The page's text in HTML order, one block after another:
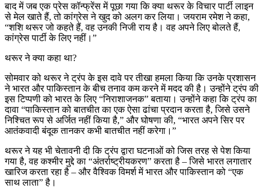
बाद में जब एक प्रेस कॉन्फ्रेंस में पूछा गया कि क्या थरूर के विचार पार्टी लाइन
से मेल खाते हैं, तो कांग्रेस ने खुद को अलग कर लिया। जयराम रमेश ने कहा,
“शशि थरूर जो कहते हैं, वह उनकी निजी राय है। वह अपने लिए बोलते हैं,
कांग्रेस पार्टी के लिए नहीं।”
थरूर ने क्या कहा था?
सोमवार को थरूर ने ट्रंप के इस दावे पर तीखा हमला किया कि उनके प्रशासन
ने भारत और पाकिस्तान के बीच तनाव कम करने में मदद की है। उन्होंने ट्रंप की
इस टिप्पणी को भारत के लिए “निराशाजनक” बताया। उन्होंने कहा कि ट्रंप का
दावा “पाकिस्तान को बातचीत का एक ऐसा ढांचा प्रदान करता है, जिसे उसने
निश्चित रूप से अर्जित नहीं किया है,” और घोषणा की, “भारत अपने सिर पर
आतंकवादी बंदूक तानकर कभी बातचीत नहीं करेगा।”
थरूर ने यह भी चेतावनी दी कि ट्रंप द्वारा घटनाओं को जिस तरह से पेश किया
गया है, वह कश्मीर मुद्दे का “अंतर्राष्ट्रीयकरण” करता है – जिसे भारत लगातार
खारिज करता रहा है – और वैश्विक विमर्श में भारत और पाकिस्तान को “एक
साथ लाता” है।